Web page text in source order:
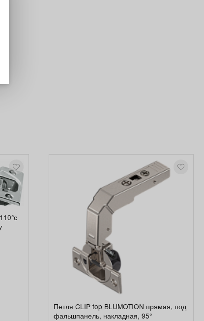
Петля CLIP top BLUMOTION прямая, под
фальшпанель, накладная, 95°